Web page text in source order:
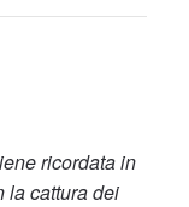
ricordata in
la cattura dei